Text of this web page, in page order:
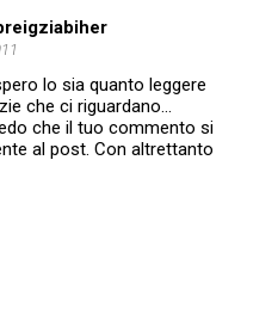
lo sia quanto leggere
che ci riguardano...
che il tuo commento si
al post. Con altrettanto